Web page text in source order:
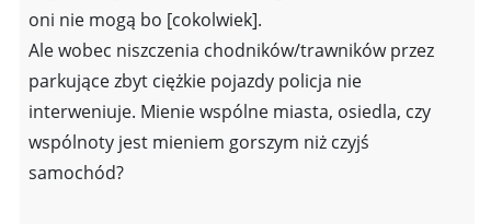
oni nie mogą bo [cokolwiek].
Ale wobec niszczenia chodników/trawników przez
parkujące zbyt ciężkie pojazdy policja nie
interweniuje. Mienie wspólne miasta, osiedla, czy
wspólnoty jest mieniem gorszym niż czyjś
samochód?